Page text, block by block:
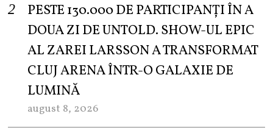
PESTE 130.000 DE PARTICIPANȚI ÎN A
DOUA ZI DE UNTOLD. SHOW-UL EPIC
AL ZAREI LARSSON A TRANSFORMAT
CLUJ ARENA ÎNTR-O GALAXIE DE
LUMINĂ
august 8, 2026